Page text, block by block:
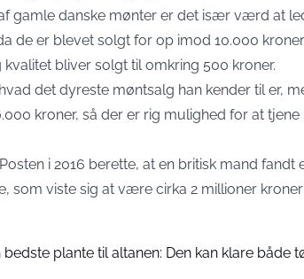
gamle danske mønter er det især værd at
de er blevet solgt for op imod 10.000
bliver solgt til omkring 500 kroner.
det dyreste møntsalg han kender til er,
kroner, så der er rig mulighed for at tjene
i 2016 berette, at en britisk mand fandt
som viste sig at være cirka 2 millioner
bedste plante til altanen: Den kan klare både